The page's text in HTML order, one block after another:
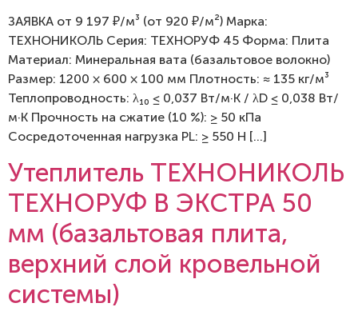
ЗАЯВКА от 9 197 ₽/м³ (от 920 ₽/м²) Марка:
ТЕХНОНИКОЛЬ Серия: ТЕХНОРУФ 45 Форма: Плита
Материал: Минеральная вата (базальтовое волокно)
Размер: 1200 × 600 × 100 мм Плотность: ≈ 135 кг/м³
Теплопроводность: λ₁₀ ≤ 0,037 Вт/м·К / λD ≤ 0,038 Вт/
м·К Прочность на сжатие (10 %): ≥ 50 кПа
Сосредоточенная нагрузка PL: ≥ 550 Н […]
Утеплитель ТЕХНОНИКОЛЬ
ТЕХНОРУФ В ЭКСТРА 50
мм (базальтовая плита,
верхний слой кровельной
системы)